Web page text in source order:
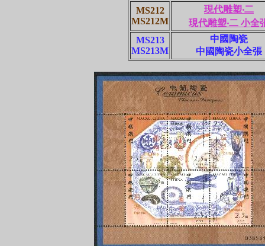
MS212
MS212M
現代雕塑‧二
現代雕塑‧二 小全
MS213
MS213M
中國陶瓷
中國陶瓷小全張